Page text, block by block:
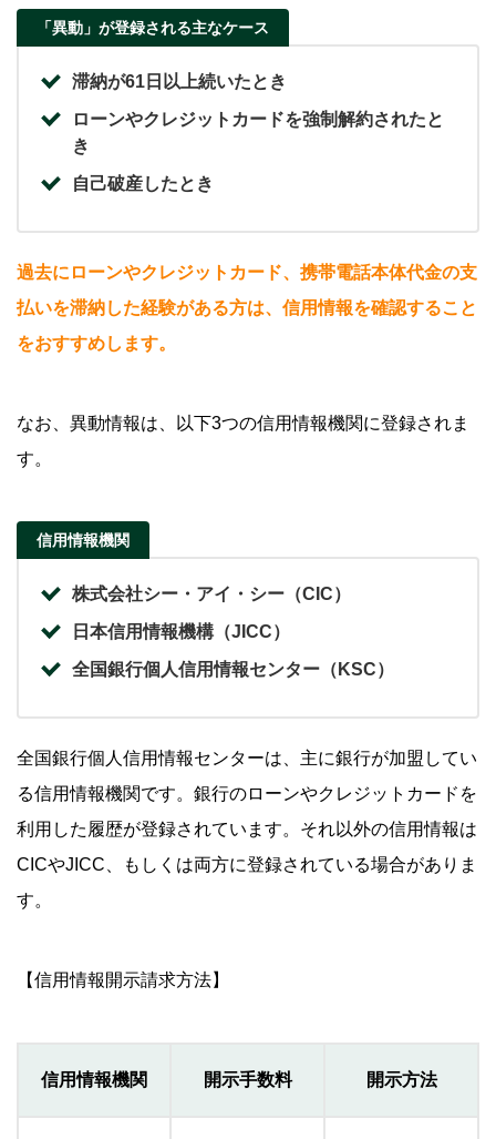
「異動」が登録される主なケース
滞納が61日以上続いたとき
ローンやクレジットカードを強制解約されたと
き
自己破産したとき
過去にローンやクレジットカード、携帯電話本体代金の支
払いを滞納した経験がある方は、信用情報を確認すること
をおすすめします。
なお、異動情報は、以下3つの信用情報機関に登録されま
す。
信用情報機関
株式会社シー・アイ・シー（CIC）
日本信用情報機構（JICC）
全国銀行個人信用情報センター（KSC）
全国銀行個人信用情報センターは、主に銀行が加盟してい
る信用情報機関です。銀行のローンやクレジットカードを
利用した履歴が登録されています。それ以外の信用情報は
CICやJICC、もしくは両方に登録されている場合がありま
す。
【信用情報開示請求方法】
信用情報機関 開示手数料 開示方法